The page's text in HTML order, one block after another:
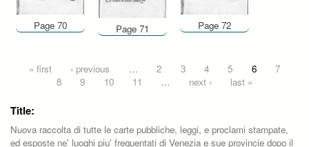
Page 70 Page 71 Page 72
Pages
« first ‹ previous … 2 3 4 5 6
7
8
9 10 11 … next › last »
Title:
Nuova raccolta di tutte le carte pubbliche, leggi, e proclami stampate,
ed esposte ne' luoghi piu' frequentati di Venezia e sue provincie dopo il